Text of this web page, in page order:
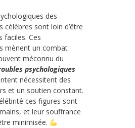
des
célèbres sont loin d’être
faciles. Ces
mènent un combat
méconnu du
psychologiques
nécessitent des
et un soutien constant.
ces figures sont
et leur souffrance
minimisée.